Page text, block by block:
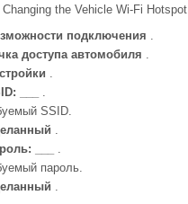
подключения .
доступа автомобиля .
.
___ .
SSID.
.
___
.
пароль.
.